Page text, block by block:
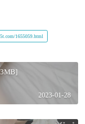
1655059.html
2023-01-28